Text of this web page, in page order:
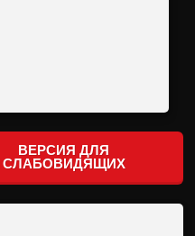
ВЕРСИЯ ДЛЯ
СЛАБОВИДЯЩИХ